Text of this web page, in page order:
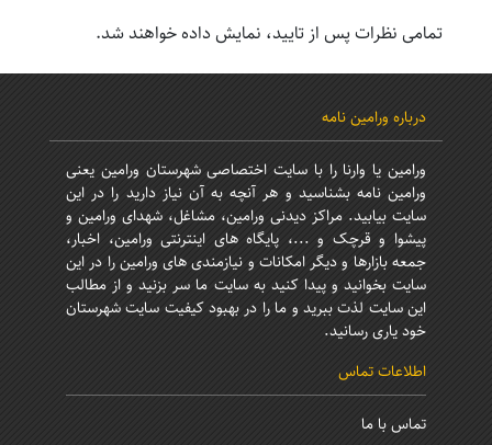
تمامی نظرات پس از تایید، نمایش داده خواهند شد.
درباره ورامین نامه
ورامین یا وارنا را با سایت اختصاصی شهرستان ورامین یعنی
ورامین نامه بشناسید و هر آنچه به آن نیاز دارید را در این
سایت بیابید. مراکز دیدنی ورامین، مشاغل، شهدای ورامین و
پیشوا و قرچک و ...، پایگاه های اینترنتی ورامین، اخبار،
جمعه بازارها و دیگر امکانات و نیازمندی های ورامین را در این
سایت بخوانید و پیدا کنید به سایت ما سر بزنید و از مطالب
این سایت لذت ببرید و ما را در بهبود کیفیت سایت شهرستان
خود یاری رسانید.
اطلاعات تماس
تماس با ما